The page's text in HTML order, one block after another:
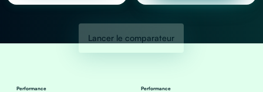
Lancer le comparateur
Performance Performance